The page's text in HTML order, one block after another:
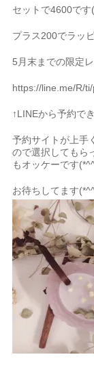
セットで4600です
プラス200でラッ
5月末までの限定
https://line.me/R/
↑LINEから予約で
予約サイトが上手
ので選択してもら
もオッケーです
お待ちしてます